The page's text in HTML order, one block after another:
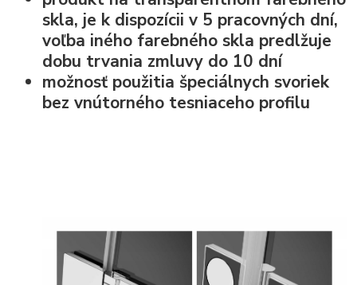
skla, je k dispozícii v 5 pracovných dní,
voľba iného farebného skla predlžuje
dobu trvania zmluvy do 10 dní
možnosť použitia špeciálnych svoriek
bez vnútorného tesniaceho profilu